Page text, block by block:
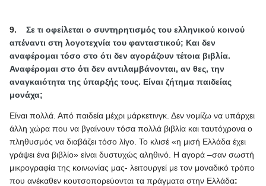
9. Σε τι οφείλεται ο συντηρητισμός του ελληνικού κοινού
απέναντι στη λογοτεχνία του φανταστικού; Και δεν
αναφέρομαι τόσο στο ότι δεν αγοράζουν τέτοια βιβλία.
Αναφέρομαι στο ότι δεν αντιλαμβάνονται, αν θες, την
αναγκαιότητα της ύπαρξής τους. Είναι ζήτημα παιδείας
μονάχα;
Είναι πολλά. Από παιδεία μέχρι μάρκετινγκ. Δεν νομίζω να υπάρχει
άλλη χώρα που να βγαίνουν τόσα πολλά βιβλία και ταυτόχρονα ο
πληθυσμός να διαβάζει τόσο λίγο. Το κλισέ «η μισή Ελλάδα έχει
γράψει ένα βιβλίο» είναι δυστυχώς αληθινό. Η αγορά –σαν σωστή
μικρογραφία της κοινωνίας μας- λειτουργεί με τον μοναδικό τρόπο
που ανέκαθεν κουτσοπορεύονται τα πράγματα στην Ελλάδα: